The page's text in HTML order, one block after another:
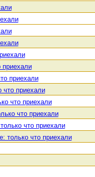
приехали
приехали
что приехали
что приехали
что приехали
что приехали
только что приехали